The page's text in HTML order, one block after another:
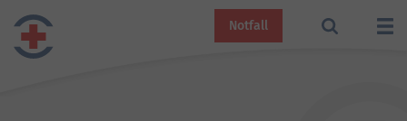
Notfall